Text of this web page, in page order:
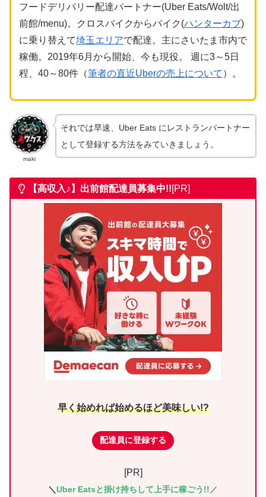
フードデリバリー配達パートナー(Uber Eats/Wolt/出
前館/menu)。クロスバイクからバイク(ハンターカブ)
に乗り替えて埼玉エリアで配達。主にさいたま市内で
稼働。2019年6月から開始、今も現役。 週に3～5日
程、40～80件（筆者の直近Uberの売上について ）。
maki
それでは早速、Uber Eats にレストランパートナー
として登録する方法をみていきましょう。
【高収入♪】出前館配達員募集中!![PR]
早く始めれば始めるほど美味しい!?
配達員に登録する
[PR]
＼Uber Eatsと掛け持ちして上手に稼ごう!! ／